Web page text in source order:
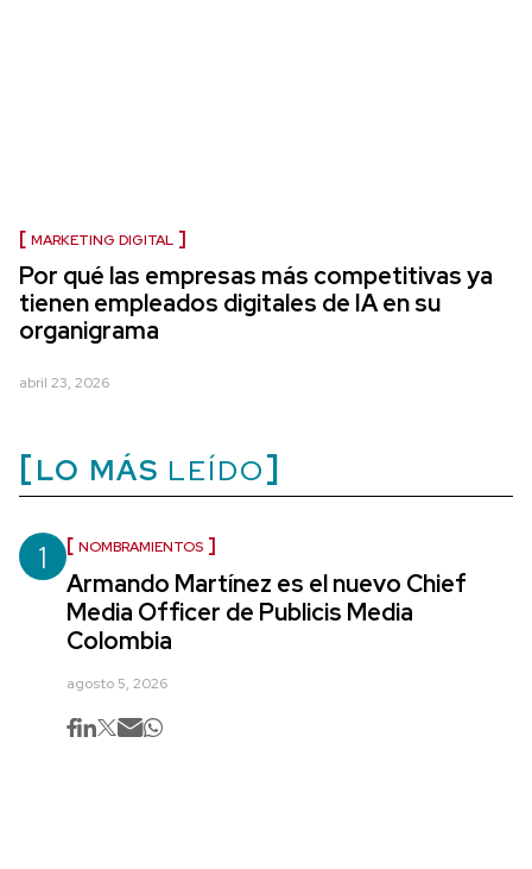
MARKETING DIGITAL
Por qué las empresas más competitivas ya
tienen empleados digitales de IA en su
organigrama
abril 23, 2026
LO MÁS LEÍDO
1 NOMBRAMIENTOS
Armando Martínez es el nuevo Chief
Media Officer de Publicis Media
Colombia
agosto 5, 2026